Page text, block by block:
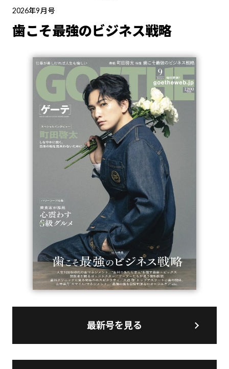
2026年9月号
歯こそ最強のビジネス戦略
最新号を見る